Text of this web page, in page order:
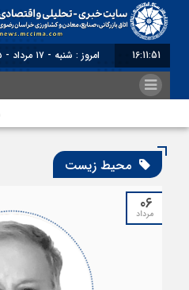
16:11:52 برابر با : Saturday - 8 August - 2026
محیط زیست
۰۶
مرداد